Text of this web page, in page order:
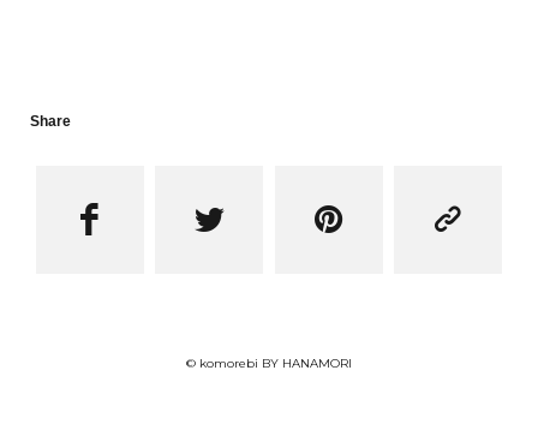
Share
   
© komorebi BY HANAMORI